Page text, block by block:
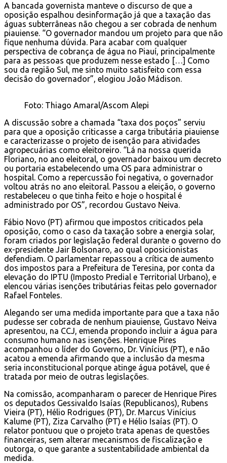
A bancada governista manteve o discurso de que a
oposição espalhou desinformação já que a taxação das
águas subterrâneas não chegou a ser cobrada de nenhum
piauiense. “O governador mandou um projeto para que não
fique nenhuma dúvida. Para acabar com qualquer
perspectiva de cobrança de água no Piauí, principalmente
para as pessoas que produzem nesse estado […] Como
sou da região Sul, me sinto muito satisfeito com essa
decisão do governador”, elogiou João Mádison.
Foto: Thiago Amaral/Ascom Alepi
A discussão sobre a chamada “taxa dos poços” serviu
para que a oposição criticasse a carga tributária piauiense
e caracterizasse o projeto de isenção para atividades
agropecuárias como eleitoreiro. “Lá na nossa querida
Floriano, no ano eleitoral, o governador baixou um decreto
ou portaria estabelecendo uma OS para administrar o
hospital. Como a repercussão foi negativa, o governador
voltou atrás no ano eleitoral. Passou a eleição, o governo
restabeleceu o que tinha feito e hoje o hospital é
administrado por OS”, recordou Gustavo Neiva.
Fábio Novo (PT) afirmou que impostos criticados pela
oposição, como o caso da taxação sobre a energia solar,
foram criados por legislação federal durante o governo do
ex-presidente Jair Bolsonaro, ao qual oposicionistas
defendiam. O parlamentar repassou a crítica de aumento
dos impostos para a Prefeitura de Teresina, por conta da
elevação do IPTU (Imposto Predial e Territorial Urbano), e
elencou várias isenções tributárias feitas pelo governador
Rafael Fonteles.
Alegando ser uma medida importante para que a taxa não
pudesse ser cobrada de nenhum piauiense, Gustavo Neiva
apresentou, na CCJ, emenda propondo incluir a água para
consumo humano nas isenções. Henrique Pires
acompanhou o líder do Governo, Dr. Vinícius (PT), e não
acatou a emenda afirmando que a inclusão da mesma
seria inconstitucional porque atinge água potável, que é
tratada por meio de outras legislações.
Na comissão, acompanharam o parecer de Henrique Pires
os deputados Gessivaldo Isaías (Republicanos), Rubens
Vieira (PT), Hélio Rodrigues (PT), Dr. Marcus Vinícius
Kalume (PT), Ziza Carvalho (PT) e Hélio Isaías (PT). O
relator pontuou que o projeto trata apenas de questões
financeiras, sem alterar mecanismos de fiscalização e
outorga, o que garante a sustentabilidade ambiental da
medida.